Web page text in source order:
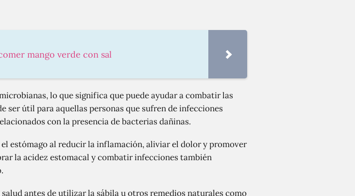
mango verde con sal
lo que significa que puede ayudar a combatir las
ser útil para aquellas personas que sufren de infecciones
con la presencia de bacterias dañinas.
estómago al reducir la inflamación, aliviar el dolor y promover
la acidez estomacal y combatir infecciones también
antes de utilizar la sábila u otros remedios naturales como